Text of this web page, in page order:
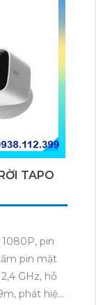
TAPO
pin
pin mặt
GHz, hỗ
phát hiện